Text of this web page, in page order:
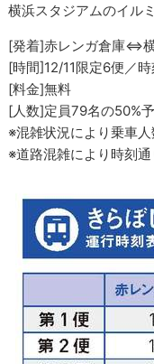
横浜スタジアムのイル
[発着]赤レンガ倉庫⇔
[時間]12/11限定6便／
[料金]無料
[人数]定員79名の50%
※混雑状況により乗車
※道路混雑により時刻